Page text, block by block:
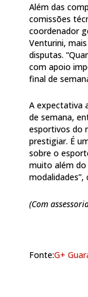
Além das
comissões
coordenador
Venturini,
disputas.
com apoio
final de
A expectativa
de semana,
esportivos do
prestigiar. É
sobre o
muito além
modalidades”,
(Com
Fonte:G+